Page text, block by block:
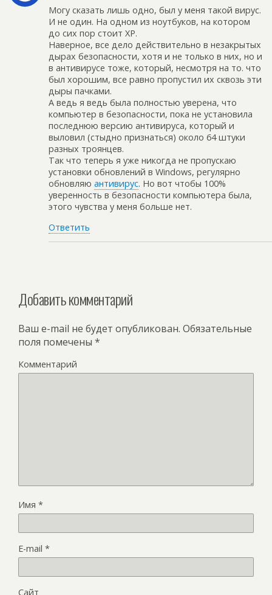
Могу сказать лишь одно, был у меня такой вирус.
И не один. На одном из ноутбуков, на котором
до сих пор стоит XP.
Наверное, все дело действительно в незакрытых
дырах безопасности, хотя и не только в них, но и
в антивирусе тоже, который, несмотря на то. что
был хорошим, все равно пропустил их сквозь эти
дыры пачками.
А ведь я ведь была полностью уверена, что
компьютер в безопасности, пока не установила
последнюю версию антивируса, который и
выловил (стыдно признаться) около 64 штуки
разных троянцев.
Так что теперь я уже никогда не пропускаю
установки обновлений в Windows, регулярно
обновляю антивирус. Но вот чтобы 100%
уверенность в безопасности компьютера была,
этого чувства у меня больше нет.
Ответить
Добавить комментарий
Ваш e-mail не будет опубликован. Обязательные
поля помечены *
Комментарий
Имя *
E-mail *
Сайт